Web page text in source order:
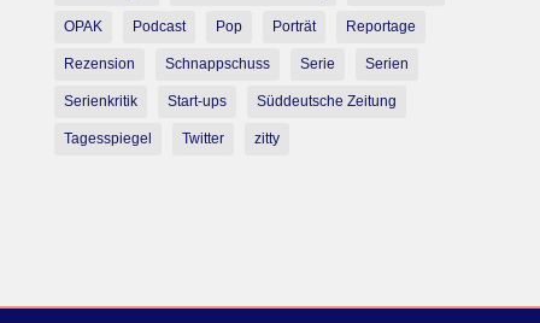
OPAK Podcast Pop Porträt Reportage
Rezension Schnappschuss Serie Serien
Serienkritik Start-ups Süddeutsche Zeitung
Tagesspiegel Twitter zitty